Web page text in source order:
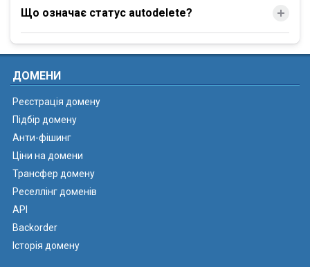
Що означає статус autodelete?
ДОМЕНИ
Реєстрація домену
Підбір домену
Анти-фішинг
Ціни на домени
Трансфер домену
Реселлінг доменів
API
Backorder
Історія домену